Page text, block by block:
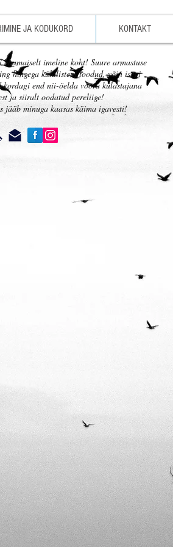
JA KODUKORD KONTAKT
imeline koht! Suure armastuse
hingega külalisteni toodud, võin isegi
kordagi end nii-öelda võõra külastajana
ja siiralt oodatud pereliige!
jääb minuga kaasas käima igavesti!
Püstkojasaun
Grillmaja